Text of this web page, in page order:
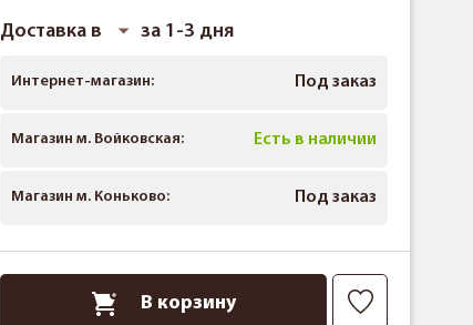
Доставка в за 1-3 дня
Интернет-магазин: Под заказ
Магазин м. Войковская: Есть в наличии
Магазин м. Коньково: Под заказ
В корзину